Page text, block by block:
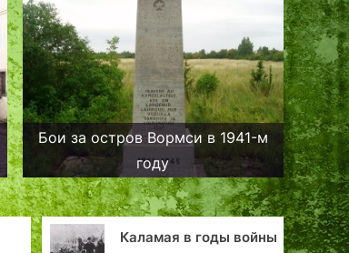
Бои за остров Вормси в 1941-м
году
Каламая в годы войны